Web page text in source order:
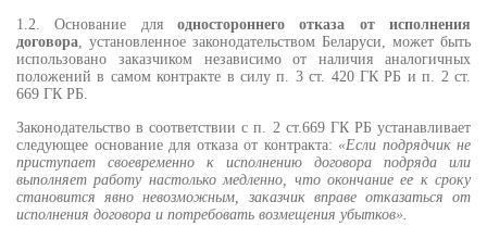
1.2. Основание для одностороннего отказа от исполнения
договора, установленное законодательством Беларуси, может быть
использовано заказчиком независимо от наличия аналогичных
положений в самом контракте в силу п. 3 ст. 420 ГК РБ и п. 2 ст.
669 ГК РБ.
Законодательство в соответствии с п. 2 ст.669 ГК РБ устанавливает
следующее основание для отказа от контракта: «Если подрядчик не
приступает своевременно к исполнению договора подряда или
выполняет работу настолько медленно, что окончание ее к сроку
становится явно невозможным, заказчик вправе отказаться от
исполнения договора и потребовать возмещения убытков».